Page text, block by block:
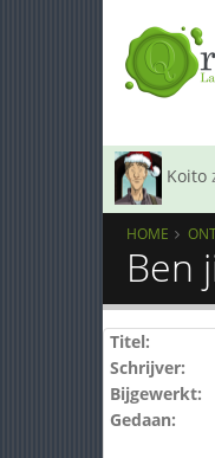
Koito
HOME
Ben
Titel:
Schrijver:
Bijgewerkt:
Gedaan: